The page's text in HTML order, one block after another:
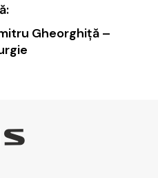
Gheorghiţă –